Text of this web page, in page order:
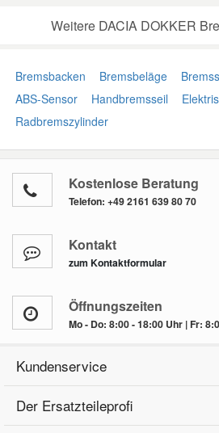
Weitere DACIA DOKKER
Bremsbacken Bremsbeläge
ABS-Sensor
Handbremsseil
Radbremszylinder
Kostenlose Beratung
Telefon: +49 2161 639 80 70
Kontakt
zum Kontaktformular
Öffnungszeiten
Mo - Do: 8:00 - 18:00 Uhr | Fr:
Kundenservice
Der Ersatzteileprofi